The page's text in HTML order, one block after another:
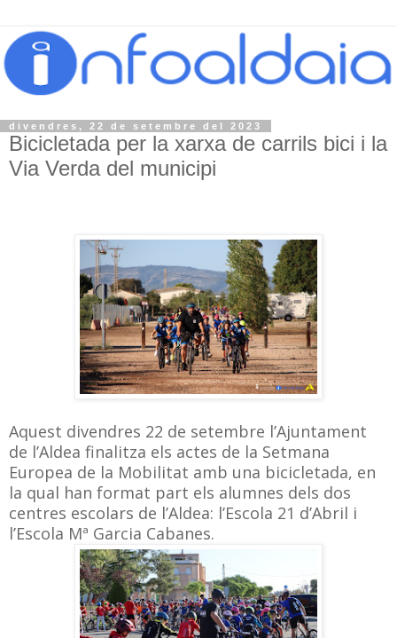
divendres, 22 de setembre del 2023
Bicicletada per la xarxa de carrils bici i la
Via Verda del municipi
Aquest divendres 22 de setembre l’Ajuntament
de l’Aldea finalitza els actes de la Setmana
Europea de la Mobilitat amb una bicicletada, en
la qual han format part els alumnes dels dos
centres escolars de l’Aldea: l’Escola 21 d’Abril i
l’Escola Mª Garcia Cabanes.